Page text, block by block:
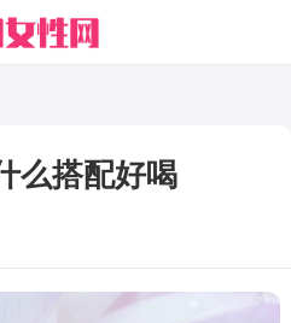
么搭配好喝